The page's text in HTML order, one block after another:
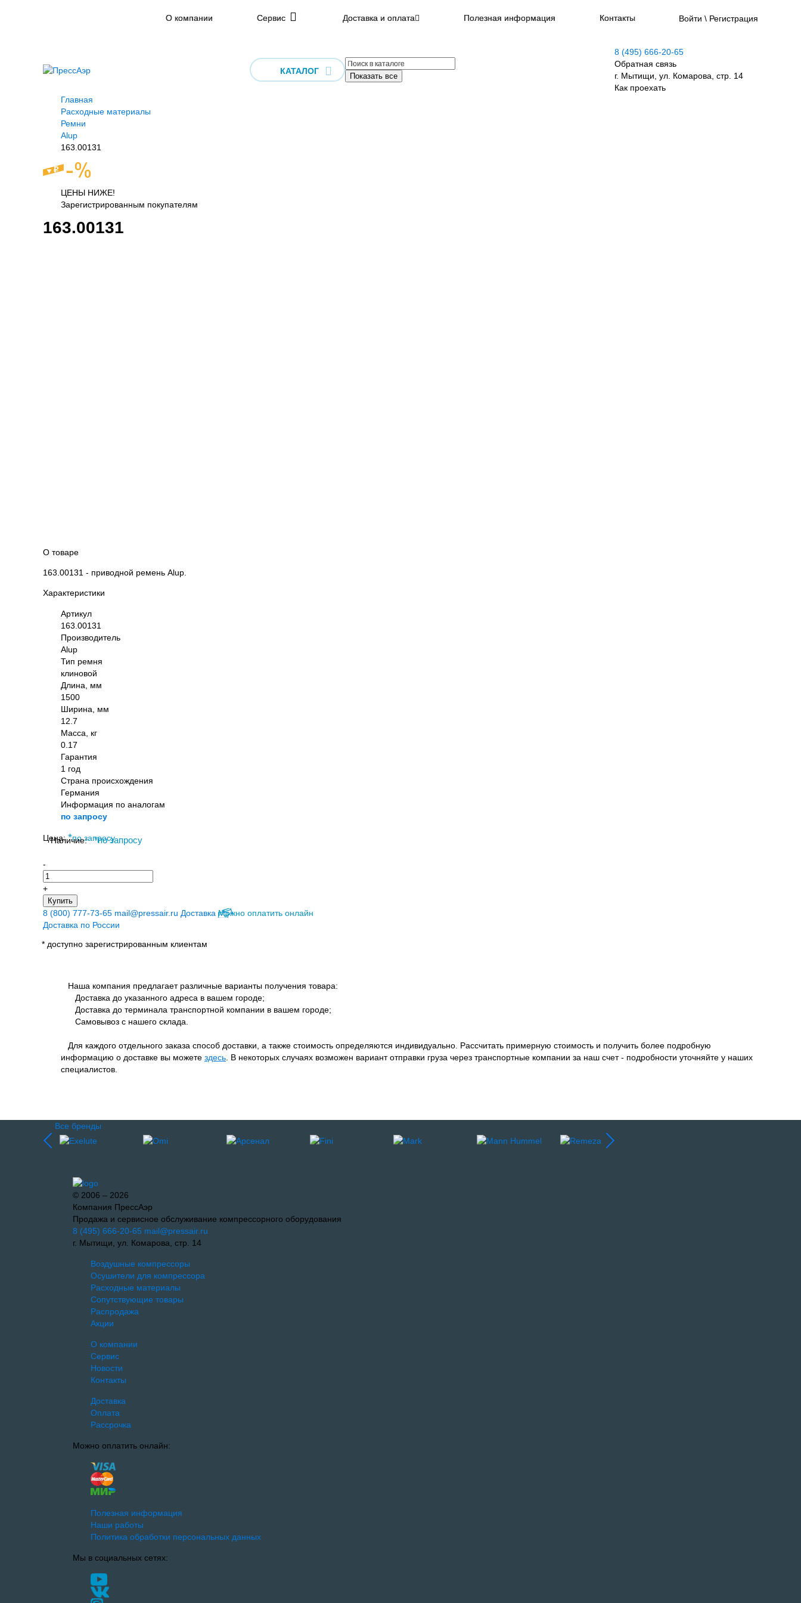
О компании Сервис Доставка и оплата Полезная информация Контакты Войти \ Регистрация
КАТАЛОГ
Показать все
8 (495) 666-20-65
Обратная связь
г. Мытищи, ул. Комарова, стр. 14
Как проехать
Главная
Расходные материалы
Ремни
Alup
163.00131
ЦЕНЫ НИЖЕ!
Зарегистрированным покупателям
163.00131
О товаре
163.00131 - приводной ремень Alup.
Характеристики
Артикул
163.00131
Производитель
Alup
Тип ремня
клиновой
Длина, мм
1500
Ширина, мм
12.7
Масса, кг
0.17
Гарантия
1 год
Страна происхождения
Германия
Информация по аналогам
по запросу
Цена: *по запросу
Наличие: *по запросу
-
+
Купить
8 (800) 777-73-65 mail@pressair.ru Доставка Можно оплатить онлайн
* доступно зарегистрированным клиентам
Доставка по России
Наша компания предлагает различные варианты получения товара:
Доставка до указанного адреса в вашем городе;
Доставка до терминала транспортной компании в вашем городе;
Самовывоз с нашего склада.
Для каждого отдельного заказа способ доставки, а также стоимость определяются индивидуально. Рассчитать примерную стоимость и получить более подробную
информацию о доставке вы можете здесь . В некоторых случаях возможен вариант отправки груза через транспортные компании за наш счет - подробности уточняйте у наших
специалистов.
Все бренды
© 2006 – 2026
Компания ПрессАэр
Продажа и сервисное обслуживание компрессорного оборудования
8 (495) 666-20-65 mail@pressair.ru
г. Мытищи, ул. Комарова, стр. 14
Воздушные компрессоры
Осушители для компрессора
Расходные материалы
Сопутствующие товары
Распродажа
Акции
О компании
Сервис
Новости
Контакты
Доставка
Оплата
Рассрочка
Можно оплатить онлайн:
Полезная информация
Наши работы
Политика обработки персональных данных
Мы в социальных сетях: